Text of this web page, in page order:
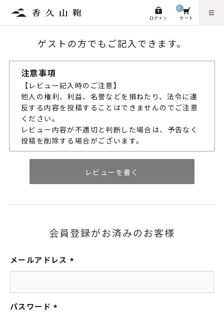
ログイン カート
0
ゲストの方でもご記入できます。
注意事項
【レビュー記入時のご注意】
他人の権利、利益、名誉などを損ねたり、法令に違
反する内容を投稿することはできませんのでご注意
ください。
レビュー内容が不適切と判断した場合は、予告なく
投稿を削除する場合がございます。
レビューを書く
会員登録がお済みのお客様
メールアドレス
(必
パスワード